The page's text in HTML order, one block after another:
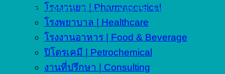
โรงงานยา | Pharmaceutical
โรงพยาบาล | Healthcare
โรงงานอาหาร | Food & Beverage
ปิโตรเคมี | Petrochemical
งานที่ปรึกษา | Consulting
Cleanroom ตามมาตรฐาน GMP